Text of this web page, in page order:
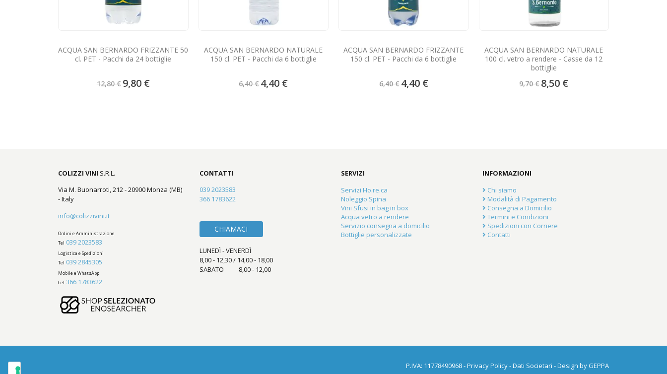
ACQUA SAN BERNARDO FRIZZANTE 50
cl. PET - Pacchi da 24 bottiglie
12,80 € Prezzo
speciale
9,80 €
ACQUA SAN BERNARDO NATURALE
150 cl. PET - Pacchi da 6 bottiglie
6,40 € Prezzo
speciale
4,40 €
ACQUA SAN BERNARDO FRIZZANTE
150 cl. PET - Pacchi da 6 bottiglie
6,40 € Prezzo
speciale
4,40 €
ACQUA SAN BERNARDO NATURALE
100 cl. vetro a rendere - Casse da 12
bottiglie
9,70 € Prezzo
speciale
8,50 €
COLIZZI VINI S.R.L.
Via M. Buonarroti, 212 - 20900 Monza (MB)
- Italy
info@colizzivini.it
Ordini e Amministrazione
Tel 039 2023583
Logistica e Spedizioni
Tel 039 2845305
Mobile e WhatsApp
Cel 366 1783622
CONTATTI
039 2023583
366 1783622
CHIAMACI
LUNEDÌ - VENERDÌ
8,00 - 12,30 / 14,00 - 18,00
SABATO 8,00 - 12,00
SERVIZI
Servizi Ho.re.ca
Noleggio Spina
Vini Sfusi in bag in box
Acqua vetro a rendere
Servizio consegna a domicilio
Bottiglie personalizzate
INFORMAZIONI
Chi siamo
Modalità di Pagamento
Consegna a Domicilio
Termini e Condizioni
Spedizioni con Corriere
Contatti
P.IVA: 11778490968 -Privacy Policy-Dati Societari - Design by GEPPA